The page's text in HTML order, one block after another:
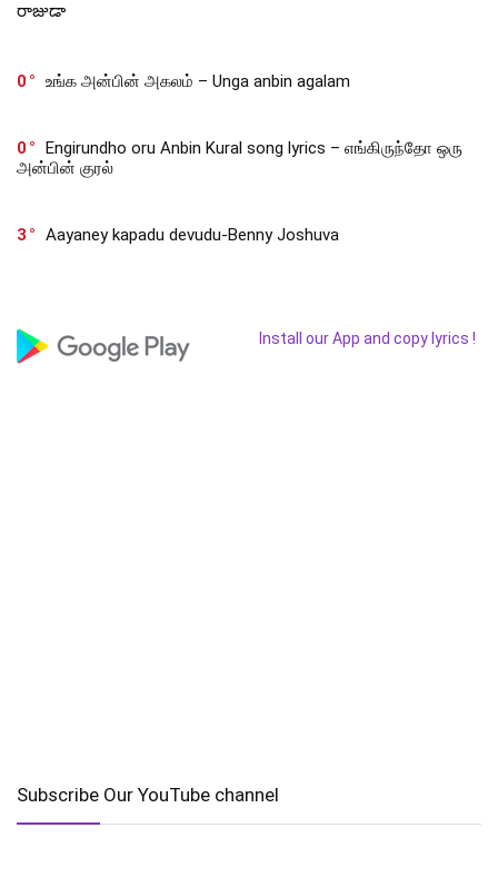
రాజుడా
0 உங்க அன்பின் அகலம் – Unga anbin agalam
0
Engirundho oru Anbin Kural song lyrics – எங்கிருந்தோ ஒரு
அன்பின் குரல்
3 Aayaney kapadu devudu-Benny Joshuva
Install our App and copy lyrics !
Subscribe Our YouTube channel